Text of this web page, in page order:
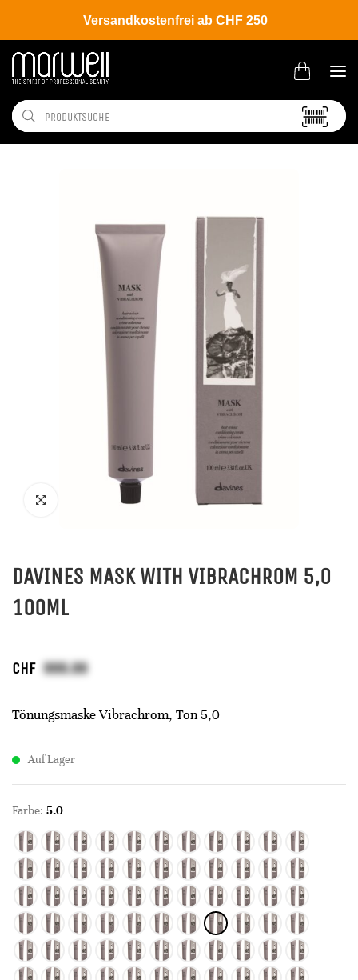
Versandkostenfrei ab CHF 250
Shop Brands Davines Colour
DAVINES MASK WITH VIBRACHROM 5,0
100ML
CHF
Tönungsmaske Vibrachrom, Ton 5,0
Auf Lager
Farbe: 5.0